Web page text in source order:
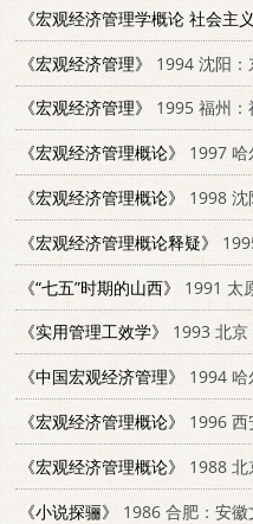
《宏观经济管理》
1994 沈阳
《宏观经济管理》
1995 福州
《宏观经济管理概论》
1997 哈
《宏观经济管理概论》
1998
《宏观经济管理概论释疑》
《“七五”时期的山西》
1991 太
《实用管理工效学》
1993 北京
《中国宏观经济管理》
1994 哈
《宏观经济管理概论》
1996 西
《宏观经济管理概论》
1988
《小说探骊》
1986 合肥：安徽